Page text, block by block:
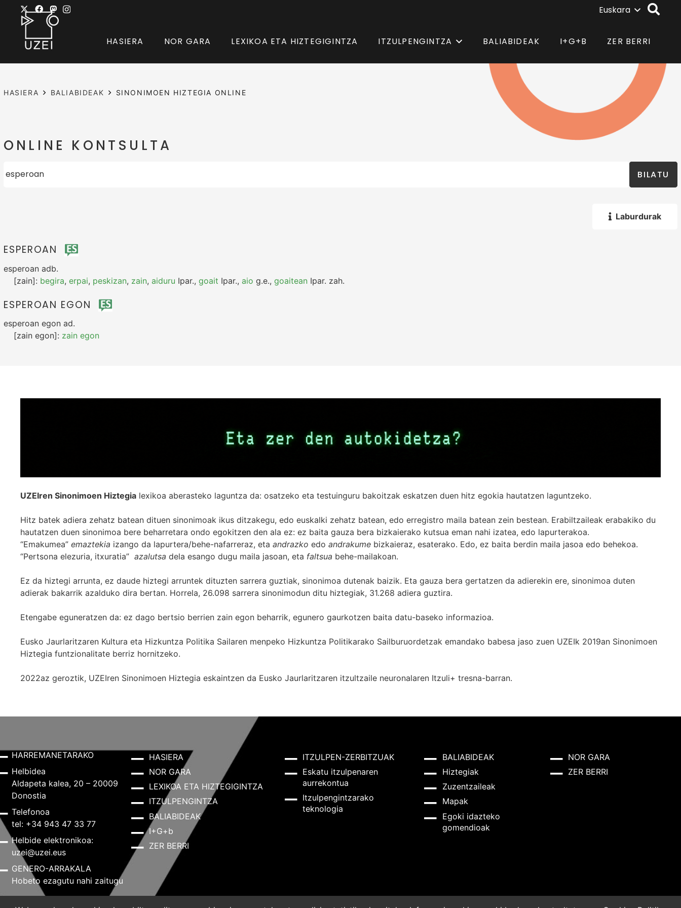
Euskara
HASIERA NOR GARA LEXIKOA ETA HIZTEGIGINTZA ITZULPENGINTZA BALIABIDEAK I+G+B ZER BERRI
HASIERA BALIABIDEAK SINONIMOEN HIZTEGIA ONLINE
ONLINE KONTSULTA
BILATU
Laburdurak
ESPEROAN
esperoan adb.
[zain]: begira, erpai, peskizan, zain, aiduru Ipar., goait Ipar., aio g.e., goaitean Ipar. zah.
ESPEROAN EGON
esperoan egon ad.
[zain egon]: zain egon
UZEIren Sinonimoen Hiztegia lexikoa aberasteko laguntza da: osatzeko eta testuinguru bakoitzak eskatzen duen hitz egokia hautatzen laguntzeko.
Hitz batek adiera zehatz batean dituen sinonimoak ikus ditzakegu, edo euskalki zehatz batean, edo erregistro maila batean zein bestean. Erabiltzaileak erabakiko du
hautatzen duen sinonimoa bere beharretara ondo egokitzen den ala ez: ez baita gauza bera bizkaierako kutsua eman nahi izatea, edo lapurterakoa.
“Emakumea” emaztekia izango da lapurtera/behe-nafarreraz, eta andrazko edo andrakume bizkaieraz, esaterako. Edo, ez baita berdin maila jasoa edo behekoa.
“Pertsona elezuria, itxuratia” azalutsa dela esango dugu maila jasoan, eta faltsua behe-mailakoan.
Ez da hiztegi arrunta, ez daude hiztegi arruntek dituzten sarrera guztiak, sinonimoa dutenak baizik. Eta gauza bera gertatzen da adierekin ere, sinonimoa duten
adierak bakarrik azalduko dira bertan. Horrela, 26.098 sarrera sinonimodun ditu hiztegiak, 31.268 adiera guztira.
Etengabe eguneratzen da: ez dago bertsio berrien zain egon beharrik, egunero gaurkotzen baita datu-baseko informazioa.
Eusko Jaurlaritzaren Kultura eta Hizkuntza Politika Sailaren menpeko Hizkuntza Politikarako Sailburuordetzak emandako babesa jaso zuen UZEIk 2019an Sinonimoen
Hiztegia funtzionalitate berriz hornitzeko.
2022az geroztik, UZEIren Sinonimoen Hiztegia eskaintzen da Eusko Jaurlaritzaren itzultzaile neuronalaren Itzuli+ tresna-barran.
HARREMANETARAKO
Helbidea
Aldapeta kalea, 20 – 20009
Donostia
Telefonoa
tel: +34 943 47 33 77
Helbide elektronikoa:
uzei@uzei.eus
GENERO-ARRAKALA
Hobeto ezagutu nahi zaitugu
HASIERA
NOR GARA
LEXIKOA ETA HIZTEGIGINTZA
ITZULPENGINTZA
BALIABIDEAK
I+G+b
ZER BERRI
ITZULPEN-ZERBITZUAK
Eskatu itzulpenaren
aurrekontua
Itzulpengintzarako
teknologia
BALIABIDEAK
Hiztegiak
Zuzentzaileak
Mapak
Egoki idazteko
gomendioak
NOR GARA
ZER BERRI